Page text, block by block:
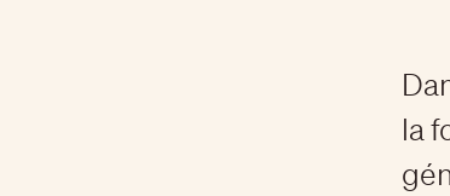
la